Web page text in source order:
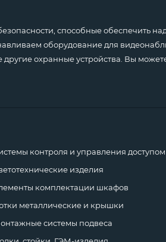
способные обеспечить
оборудование для
охранные устройства. Вы
контроля и управления доступом
изделия
комплектации шкафов
металлические и крышки
системы подвеса